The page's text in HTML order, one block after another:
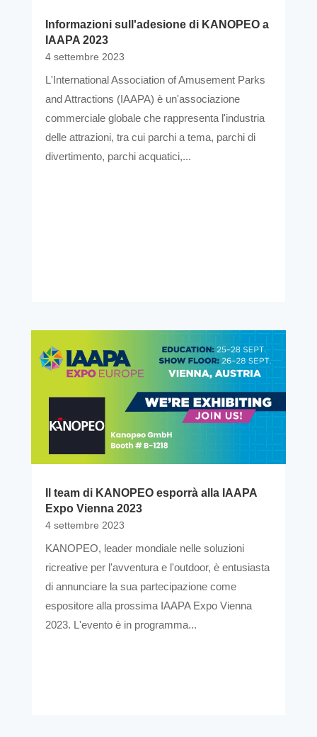
Informazioni sull'adesione di KANOPEO a
IAAPA 2023
4 settembre 2023
L'International Association of Amusement Parks
and Attractions (IAAPA) è un'associazione
commerciale globale che rappresenta l'industria
delle attrazioni, tra cui parchi a tema, parchi di
divertimento, parchi acquatici,...
Il team di KANOPEO esporrà alla IAAPA
Expo Vienna 2023
4 settembre 2023
KANOPEO, leader mondiale nelle soluzioni
ricreative per l'avventura e l'outdoor, è entusiasta
di annunciare la sua partecipazione come
espositore alla prossima IAAPA Expo Vienna
2023. L'evento è in programma...